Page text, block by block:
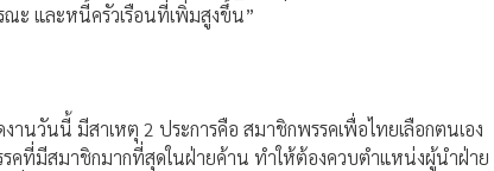
ณะ และหนี้ครัวเรือนที่เพิ่มสูงขึ้น”
นวันนี้ มีสาเหตุ 2 ประการคือ สมาชิกพรรคเพื่อไทยเลือกตนเอง
ที่มีสมาชิกมากที่สุดในฝ่ายค้าน ทำให้ต้องควบตำแหน่งผู้นำฝ่าย